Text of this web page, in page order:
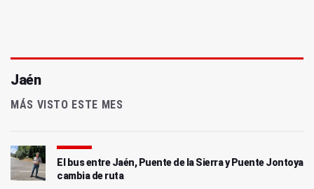
Jaén
MÁS VISTO ESTE MES
El bus entre Jaén, Puente de la Sierra y Puente Jontoya
cambia de ruta